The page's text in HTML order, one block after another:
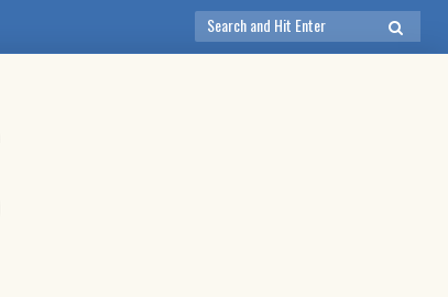
Search
for:
SEARCH